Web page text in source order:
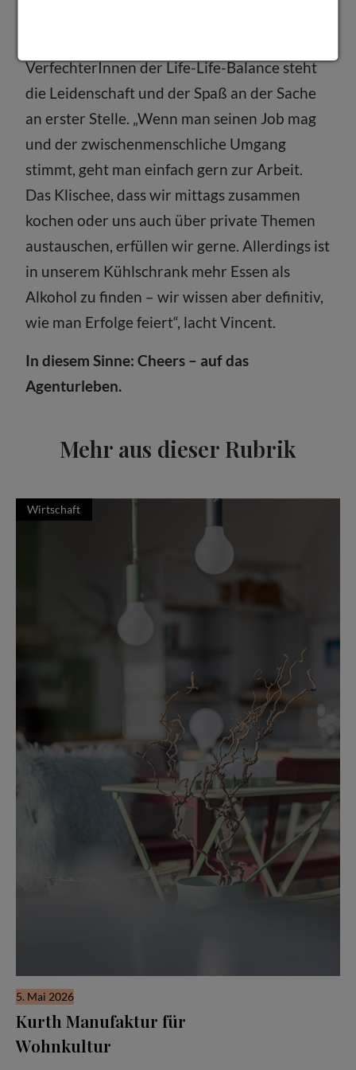
VerfechterInnen der Life-Life-Balance steht
die Leidenschaft und der Spaß an der Sache
an erster Stelle. „Wenn man seinen Job mag
und der zwischenmenschliche Umgang
stimmt, geht man einfach gern zur Arbeit.
Das Klischee, dass wir mittags zusammen
kochen oder uns auch über private Themen
austauschen, erfüllen wir gerne. Allerdings ist
in unserem Kühlschrank mehr Essen als
Alkohol zu finden – wir wissen aber definitiv,
wie man Erfolge feiert“, lacht Vincent.
In diesem Sinne: Cheers – auf das
Agenturleben.
Mehr aus dieser Rubrik
Wirtschaft
5. Mai 2026
Kurth Manufaktur für
Wohnkultur